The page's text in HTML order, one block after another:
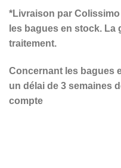
*Livraison par
les bagues en stock. La
traitement.
Concernant les bagues
un délai de 3 semaines
compte